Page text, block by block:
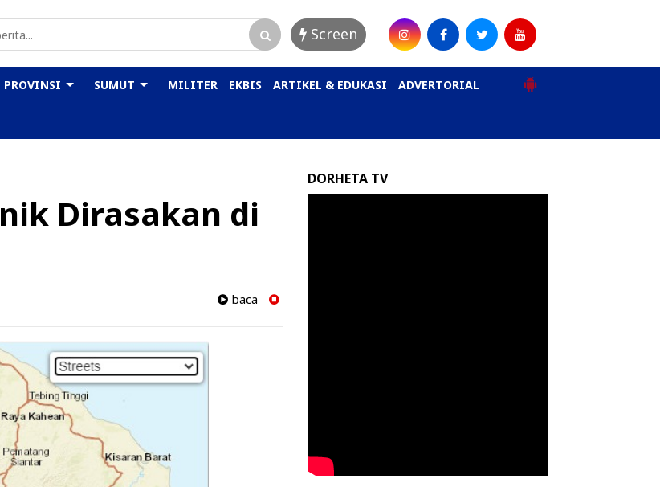
Screen
PROVINSI SUMUT MILITER EKBIS ARTIKEL & EDUKASI ADVERTORIAL
Dirasakan di
baca
DORHETA TV